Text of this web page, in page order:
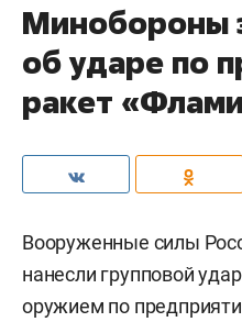
Минобороны
об ударе по
ракет
Вооруженные силы
нанесли групповой
оружием по